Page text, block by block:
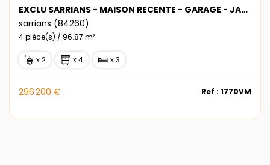
EXCLU SARRIANS - MAISON RECENTE - GARAGE - JARDIN
sarrians (84260)
4 pièce(s) / 96.87 m²
x 2 x 4 x 3
296 200 € Ref : 1770VM